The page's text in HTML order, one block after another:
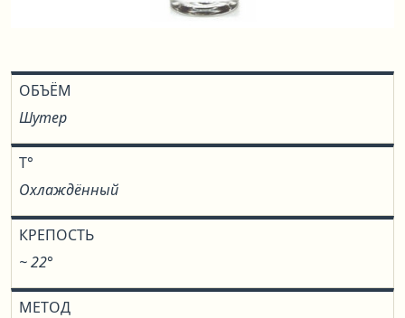
ОБЪЁМ
Шутер
T°
Охлаждённый
КРЕПОСТЬ
~ 22°
МЕТОД